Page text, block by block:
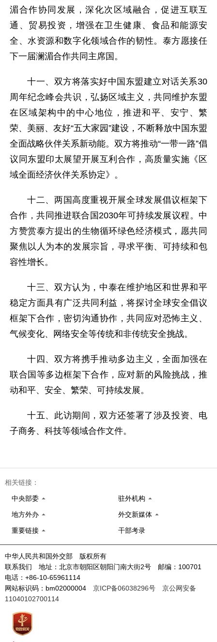
湄合作协同发展，深化次区域融合，促进互联互
通、贸易投资，增强在卫生健康、食品和能源安
全、水资源和数字化领域合作的韧性。泰方愿接任
下一届澜湄合作共同主席国。
十一、双方将落实好中国东盟建立对话关系30
周年纪念峰会共识，弘扬区域主义，共同维护东盟
在区域架构中的中心地位，推进和平、安宁、繁
荣、美丽、友好“五大家园”建设，不断释放中国东盟
全面战略伙伴关系新动能。双方将推动“一带一路”倡
议同东盟印太展望开展互利合作，高质量实施《区
域全面经济伙伴关系协定》。
十二、两国高度重视开展全球发展倡议框架下
合作，共同推进联合国2030年可持续发展议程。中
方赞赏泰方提出的生物循环绿色经济模式，愿共同
聚焦以人为本的发展宗旨，寻求平衡、可持续和包
容性增长。
十三、双方认为，中泰在维护地区和世界和平
稳定方面具有广泛共同利益，将探讨全球安全倡议
框架下合作，密切沟通协作，共同应对恐怖主义、
气候变化、网络安全等传统和非传统安全挑战。
十四、双方将携手推动多边主义，全面加强在
联合国等多边框架下合作，应对新的风险挑战，推
动和平、安全、繁荣、可持续发展。
十五、此访期间，双方还签署了涉及投资、电
子商务、科技等领域合作文件。
相关链接：
中央部委 驻外机构
地方外办 外交新媒体
重要链接 干部考录
中华人民共和国外交部 版权所有
联系我们 地址：北京市朝阳区朝阳门南大街2号 邮编：100701
电话：+86-10-65961114
网站标识码：bm02000004 京ICP备06038296号
京公网安备
11040102700114